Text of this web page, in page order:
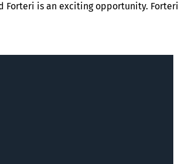
Forteri is an exciting opportunity.